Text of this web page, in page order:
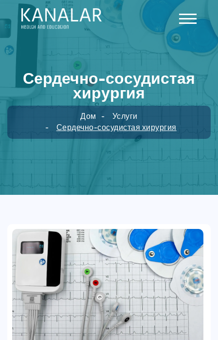
Skip to main content
Сердечно-сосудистая
хирургия
Дом
Услуги
Сердечно-сосудистая хирургия